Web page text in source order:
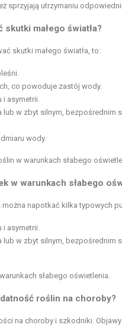
sprzyjają utrzymaniu
małego światła?
skutki małego światła, to:
co powoduje zastój wody.
asymetrii.
w zbyt silnym, bezpośrednim
wody.
w warunkach słabego
w warunkach słabego
napotkać kilka typowych
asymetrii.
w zbyt silnym, bezpośrednim
słabego oświetlenia.
roślin na choroby?
na choroby i szkodniki.